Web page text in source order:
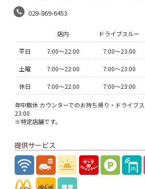
029-869-6453
店内 ドライブスルー
平日 7:00〜22:00 7:00〜23:00
土曜 7:00〜22:00 7:00〜23:00
休日 7:00〜22:00 7:00〜23:00
年中無休 カウンターでのお持ち帰り・ドライブ
23:00
※特定店舗です。
提供サービス